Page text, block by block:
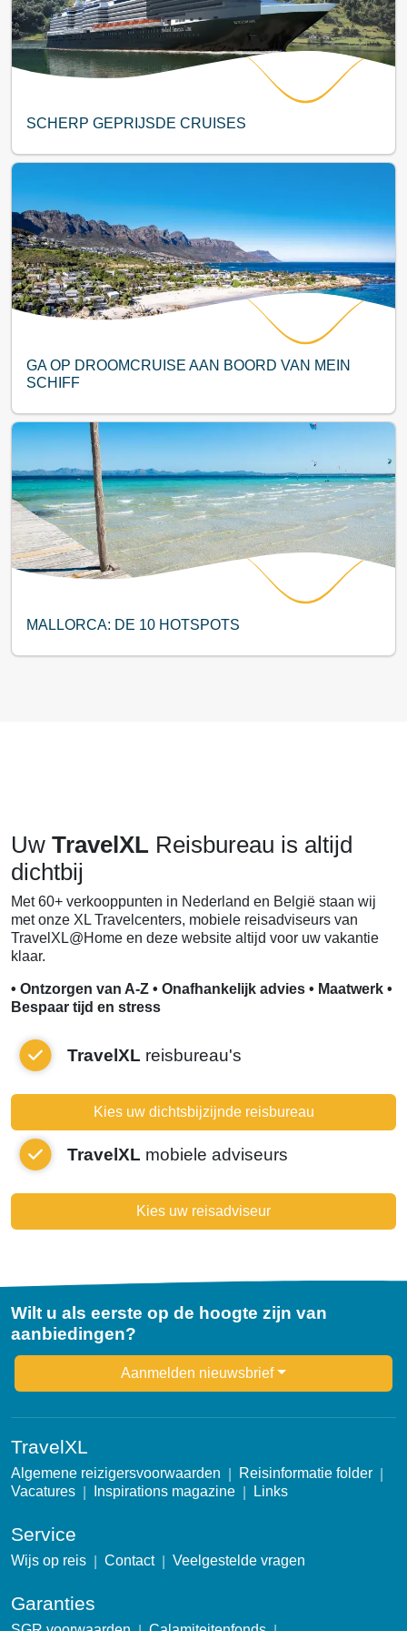
SCHERP GEPRIJSDE CRUISES
GA OP DROOMCRUISE AAN BOORD VAN MEIN
SCHIFF
MALLORCA: DE 10 HOTSPOTS
Uw TravelXL Reisbureau is altijd
dichtbij
Met 60+ verkooppunten in Nederland en België staan wij
met onze XL Travelcenters, mobiele reisadviseurs van
TravelXL@Home en deze website altijd voor uw vakantie
klaar.
• Ontzorgen van A-Z • Onafhankelijk advies • Maatwerk •
Bespaar tijd en stress
TravelXL reisbureau's
Kies uw dichtsbijzijnde reisbureau
TravelXL mobiele adviseurs
Kies uw reisadviseur
Wilt u als eerste op de hoogte zijn van
aanbiedingen?
Newsletter Aanmelden nieuwsbrief
TravelXL
Algemene reizigersvoorwaarden
Reisinformatie folder
Vacatures
Inspirations magazine Links
Service
Wijs op reis Contact Veelgestelde vragen
Garanties